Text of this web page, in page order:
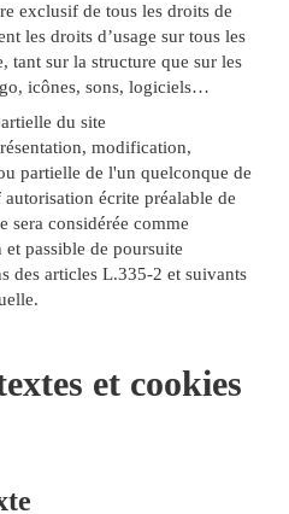
exclusif de tous les droits de
les droits d’usage sur tous les
tant sur la structure que sur les
icônes, sons, logiciels…
du site
modification,
partielle de l'un quelconque de
écrite préalable de
sera considérée comme
passible de poursuite
des articles L.335-2 et suivants
et cookies